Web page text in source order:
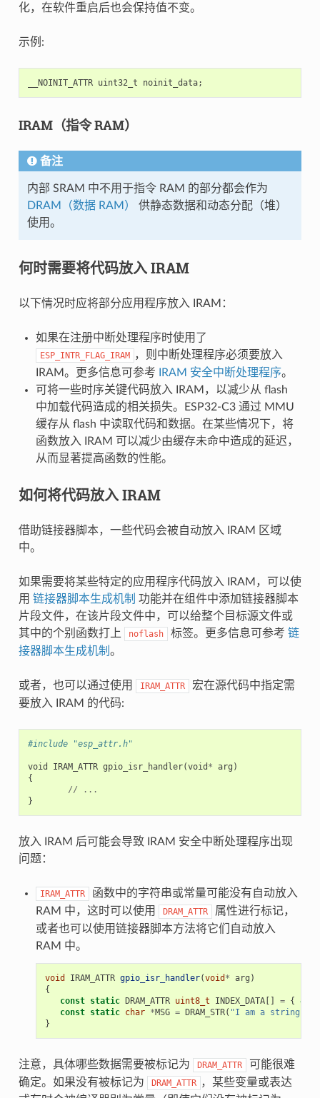
化，在软件重启后也会保持值不变。
示例:
__NOINIT_ATTR uint32_t noinit_data;
IRAM（指令 RAM）
备注
内部 SRAM 中不用于指令 RAM 的部分都会作为
DRAM（数据 RAM）
供静态数据和动态分配（堆）
使用。
何时需要将代码放入 IRAM
以下情况时应将部分应用程序放入 IRAM：
如果在注册中断处理程序时使用了
ESP_INTR_FLAG_IRAM ，则中断处理程序必须要放入
IRAM。更多信息可参考
IRAM 安全中断处理程序。
可将一些时序关键代码放入 IRAM，以减少从 flash
中加载代码造成的相关损失。ESP32-C3 通过 MMU
缓存从 flash 中读取代码和数据。在某些情况下，将
函数放入 IRAM 可以减少由缓存未命中造成的延迟，
从而显著提高函数的性能。
如何将代码放入 IRAM
借助链接器脚本，一些代码会被自动放入 IRAM 区域
中。
如果需要将某些特定的应用程序代码放入 IRAM，可以使
用 链接器脚本生成机制 功能并在组件中添加链接器脚本
片段文件，在该片段文件中，可以给整个目标源文件或
其中的个别函数打上
noflash 标签。更多信息可参考 链
接器脚本生成机制 。
或者，也可以通过使用 IRAM_ATTR
宏在源代码中指定需
要放入 IRAM 的代码:
#include "esp_attr.h"
void IRAM_ATTR gpio_isr_handler(void * arg )
{
//
...
}
放入 IRAM 后可能会导致 IRAM 安全中断处理程序出现
问题：
IRAM_ATTR
函数中的字符串或常量可能没有自动放入
RAM 中，这时可以使用
DRAM_ATTR
属性进行标记，
或者也可以使用链接器脚本方法将它们自动放入
RAM 中。
void IRAM_ATTR gpio_isr_handler(void * arg )
{
const static DRAM_ATTR uint8_t INDEX_DATA[] = { 45
const static char *MSG = DRAM_STR( "I am a string
}
注意，具体哪些数据需要被标记为 DRAM_ATTR
可能很难
确定。如果没有被标记为
DRAM_ATTR ，某些变量或表达